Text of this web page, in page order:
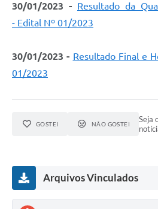
30/01/2023 - Resultado da
- Edital Nº 01/2023
30/01/2023 - Resultado Final e
01/2023
GOSTEI NÃO GOSTEI
Seja
Arquivos Vinculados